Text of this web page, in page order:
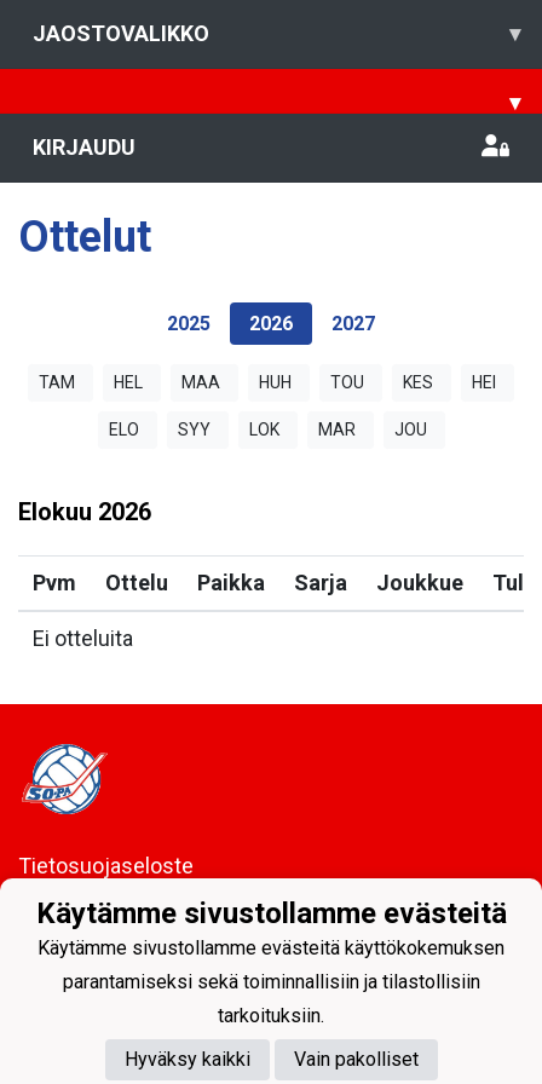
JAOSTOVALIKKO ▾
▾
KIRJAUDU
Ottelut
2025 2026 2027
TAM HEL MAA HUH TOU KES HEI
ELO SYY LOK MAR JOU
Elokuu 2026
Pvm Ottelu Paikka Sarja Joukkue
Ei otteluita
Tietosuojaseloste
Sodankylän Pallo ry - Nuorissa on tulevaisuus
Powered by
Käytämme sivustollamme evästeitä
Käytämme sivustollamme evästeitä käyttökokemuksen
parantamiseksi sekä toiminnallisiin ja tilastollisiin
tarkoituksiin.
Hyväksy kaikki
Vain pakolliset